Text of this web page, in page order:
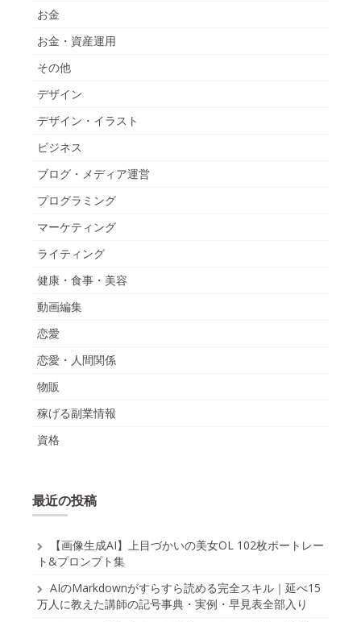
お金
お金・資産運用
その他
デザイン
デザイン・イラスト
ビジネス
ブログ・メディア運営
プログラミング
マーケティング
ライティング
健康・食事・美容
動画編集
恋愛
恋愛・人間関係
物販
稼げる副業情報
資格
最近の投稿
【画像生成AI】上目づかいの美女OL 102枚ポートレー
ト&プロンプト集
AIのMarkdownがすらすら読める完全スキル｜延べ15
万人に教えた講師の記号事典・実例・早見表全部入り